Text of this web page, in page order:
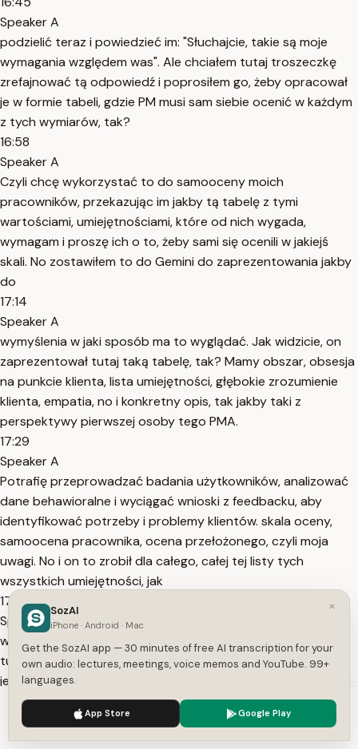
Speaker A
podzielić teraz i powiedzieć im: "Słuchajcie, takie są moje
wymagania względem was". Ale chciałem tutaj troszeczkę
zrefajnować tą odpowiedź i poprosiłem go, żeby opracował
je w formie tabeli, gdzie PM musi sam siebie ocenić w każdym
z tych wymiarów, tak?
16:58
Speaker A
Czyli chcę wykorzystać to do samooceny moich
pracowników, przekazując im jakby tą tabelę z tymi
wartościami, umiejętnościami, które od nich wygada,
wymagam i proszę ich o to, żeby sami się ocenili w jakiejś
skali. No zostawiłem to do Gemini do zaprezentowania jakby
do
17:14
Speaker A
wymyślenia w jaki sposób ma to wyglądać. Jak widzicie, on
zaprezentował tutaj taką tabelę, tak? Mamy obszar, obsesja
na punkcie klienta, lista umiejętności, głębokie zrozumienie
klienta, empatia, no i konkretny opis, tak jakby taki z
perspektywy pierwszej osoby tego PMA.
17:29
Speaker A
Potrafię przeprowadzać badania użytkowników, analizować
dane behawioralne i wyciągać wnioski z feedbacku, aby
identyfikować potrzeby i problemy klientów. skala oceny,
samoocena pracownika, ocena przełożonego, czyli moja
uwagi. No i on to zrobił dla całego, całej tej listy tych
wszystkich umiejętności, jak
17:45
Speaker A
widzicie oraz dodał tutaj kilka różnych sugestii. Jak widzicie
tutaj to, w czym mi to najbardziej pomaga tak naprawdę to
jeżeli się nad tym głębiej zastanowić, przygotowanie takiej
tabelki tutaj od zera to jest prawdopodobnie godzina mojej
pracy, a o ile nie więcej, być
18:01
We use cookies to enhance your experience.
×
SozAI
iPhone · Android · Mac
Get the SozAI app — 30 minutes of free AI transcription for your
own audio: lectures, meetings, voice memos and YouTube. 99+
languages.
App Store Google Play